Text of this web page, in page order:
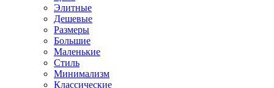
Элитные
Дешевые
Размеры
Большие
Маленькие
Стиль
Минимализм
Классические